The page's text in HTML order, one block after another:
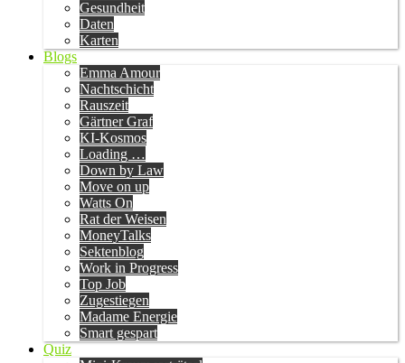
Gesundheit
Daten
Karten
Blogs
Emma Amour
Nachtschicht
Rauszeit
Gärtner Graf
KI-Kosmos
Loading …
Down by Law
Move on up
Watts On
Rat der Weisen
MoneyTalks
Sektenblog
Work in Progress
Top Job
Zugestiegen
Madame Energie
Smart gespart
Quiz